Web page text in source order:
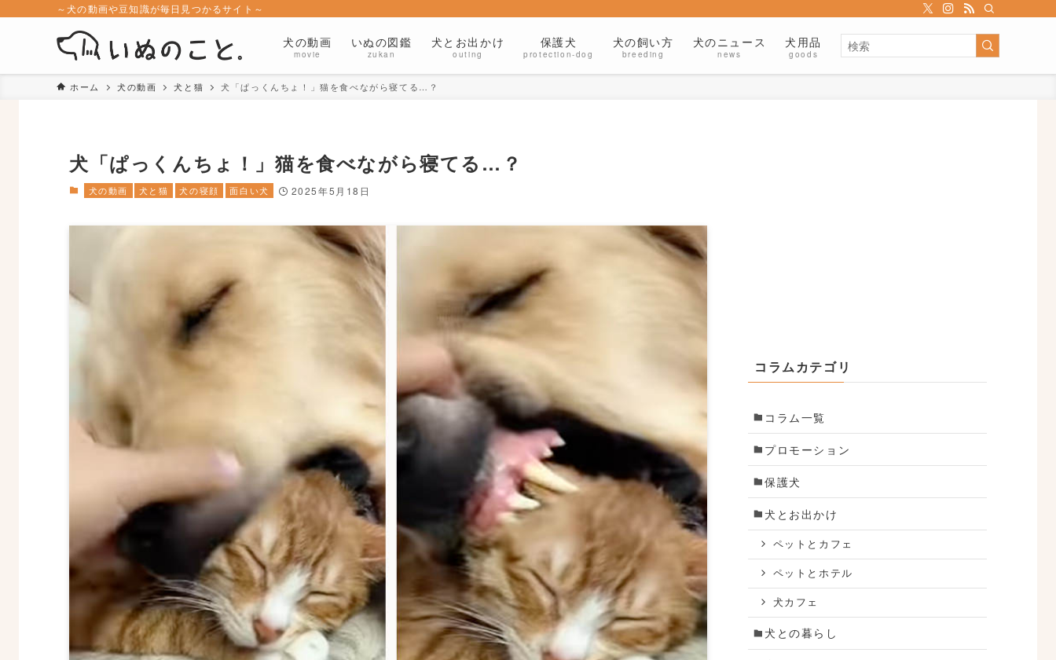
～犬の動画や豆知識が毎日見つかるサイト～
犬の動画
movie
いぬの図鑑
zukan
犬とお出かけ
outing
保護犬
protection-dog
犬の飼い方
breeding
犬のニュース
news
犬用品
goods
ホーム 犬の動画 犬と猫 犬「ぱっくんちょ！」猫を食べながら寝てる…？
犬「ぱっくんちょ！」猫を食べながら寝てる…？
犬の動画 犬と猫 犬の寝顔 面白い犬 2025年5月18日
コラムカテゴリ
コラム一覧
プロモーション
保護犬
犬とお出かけ
ペットとカフェ
ペットとホテル
犬カフェ
犬との暮らし